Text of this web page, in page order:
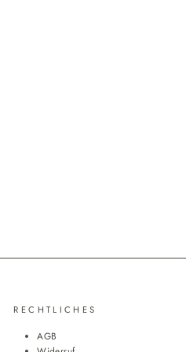
RECHTLICHES
AGB